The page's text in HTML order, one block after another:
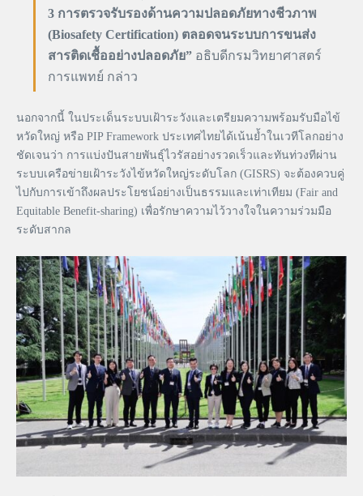
3 การตรวจรับรองด้านความปลอดภัยทางชีวภาพ
(Biosafety Certification) ตลอดจนระบบการขนส่ง
สารติดเชื้ออย่างปลอดภัย” อธิบดีกรมวิทยาศาสตร์
การแพทย์ กล่าว
นอกจากนี้ ในประเด็นระบบเฝ้าระวังและเตรียมความพร้อมรับมือไข้
หวัดใหญ่ หรือ PIP Framework ประเทศไทยได้เน้นย้ำในเวทีโลกอย่าง
ชัดเจนว่า การแบ่งปันสายพันธุ์ไวรัสอย่างรวดเร็วและทันท่วงทีผ่าน
ระบบเครือข่ายเฝ้าระวังไข้หวัดใหญ่ระดับโลก (GISRS) จะต้องควบคู่
ไปกับการเข้าถึงผลประโยชน์อย่างเป็นธรรมและเท่าเทียม (Fair and
Equitable Benefit-sharing) เพื่อรักษาความไว้วางใจในความร่วมมือ
ระดับสากล